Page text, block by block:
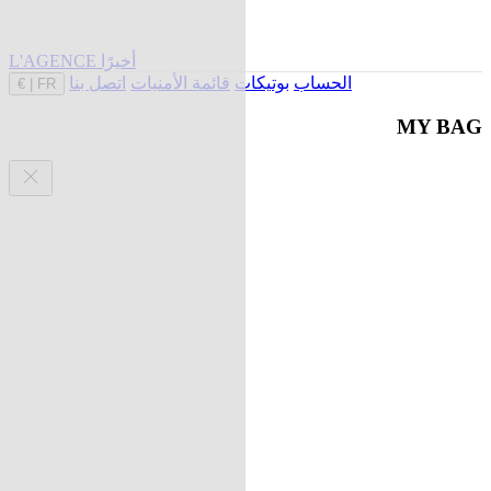
L'AGENCE أخيرًا
FR
€ الحساب بوتيكات قائمة الأمنيات اتصل بنا
MY BAG